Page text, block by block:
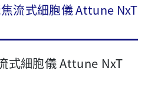
流式細胞儀 Attune NxT
式細胞儀 Attune NxT